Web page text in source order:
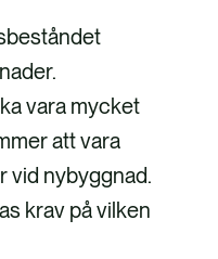
vara mycket
att vara
vid nybyggnad.
krav på vilken